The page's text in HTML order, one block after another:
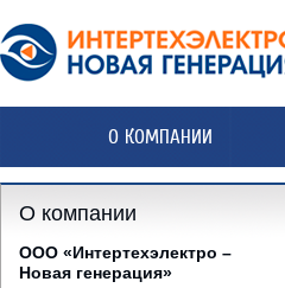
О КОМПАНИИ
О компании
ООО «Интертехэлектро –
Новая генерация»